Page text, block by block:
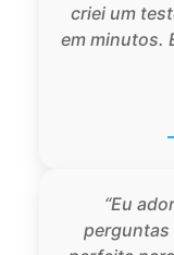
criei um
em minutos.
“Eu
perguntas